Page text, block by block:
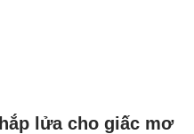
lửa cho giấc mơ